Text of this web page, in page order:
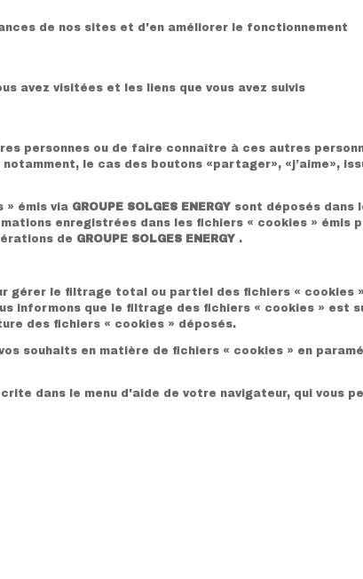
de nos sites et d'en améliorer le fonctionnement
avez visitées et les liens que vous avez suivis
personnes ou de faire connaître à ces autres
le cas des boutons «partager», «j’aime»,
» émis via GROUPE SOLGES ENERGY sont déposés dans
enregistrées dans les fichiers « cookies » émis
de GROUPE SOLGES ENERGY .
gérer le filtrage total ou partiel des fichiers « cookies
informons que le filtrage des fichiers « cookies » est
des fichiers « cookies » déposés.
souhaits en matière de fichiers « cookies » en
dans le menu d'aide de votre navigateur, qui vous